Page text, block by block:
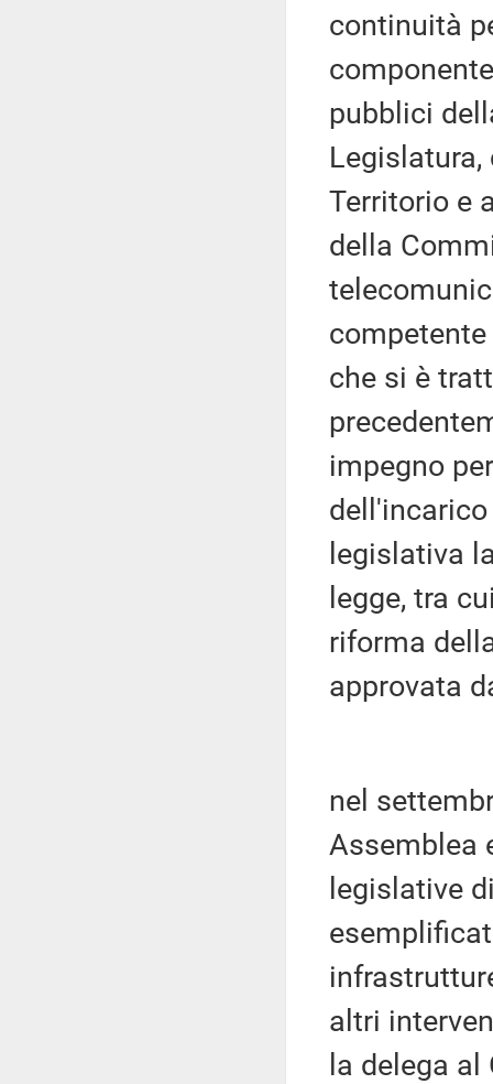
continuità
pubblici
Territorio e
della
che si è
impegno
legislativa
legge, tra
riforma
approvata
nel
Assemblea
legislative
altri
la delega